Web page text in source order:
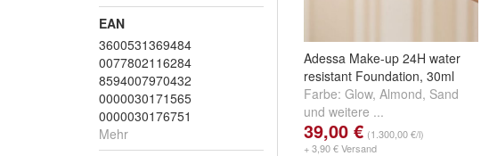
EAN
3600531369484
0077802116284
8594007970432
0000030171565
0000030176751
Mehr
Adessa Make-up 24H water
resistant Foundation, 30ml
Farbe: Glow, Almond, Sand
und weitere ...
39,00 € (1.300,00 €/l)
+ 3,90 € Versand